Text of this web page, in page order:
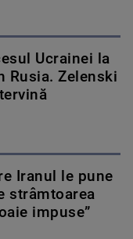
Ucrainei la
Rusia. Zelenski
Iranul le pune
strâmtoarea
impuse”